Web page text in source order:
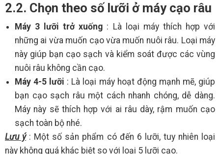
2.2. Chọn theo số lưỡi ở máy cạo râu
Máy 3 lưỡi trở xuống : Là loại máy thích hợp với
những ai vừa muốn cạo vừa muốn nuôi râu. Loại máy
này giúp bạn cạo sạch và kiểm soát được các vùng
nuôi râu không cần cạo.
Máy 4-5 lưỡi : Là loại máy hoạt động mạnh mẽ, giúp
bạn cạo sạch râu một cách nhanh chóng, dễ dàng.
Máy này sẽ thích hợp với ai râu dày, rậm muốn cạo
sạch toàn bộ nhé.
Lưu ý: Một số sản phẩm có đến 6 lưỡi, tuy nhiên loại
này không quá khác biệt so với loại 5 lưỡi cạo.